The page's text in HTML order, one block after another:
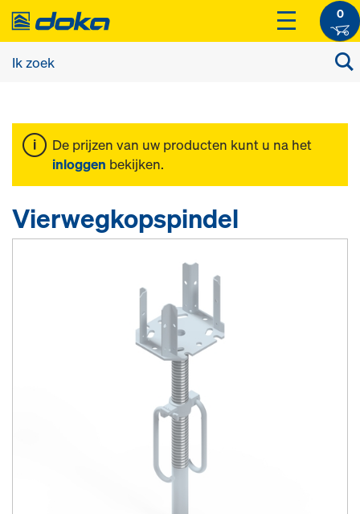
0
De prijzen van uw producten kunt u na het
inloggen bekijken.
Vierwegkopspindel